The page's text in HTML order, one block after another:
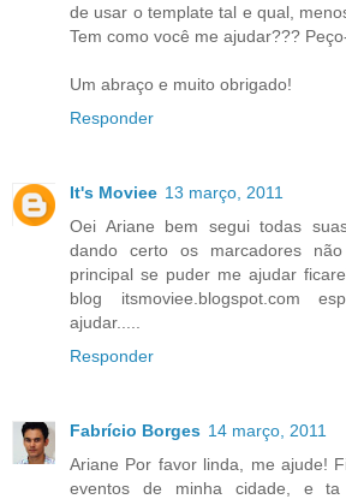
de usar o template tal e qual,
Tem como você me ajudar???
Um abraço e muito obrigado!
Responder
It's Moviee 13 março, 2011
Oei Ariane bem segui todas
dando certo os marcadores
principal se puder me ajudar
blog itsmoviee.blogspot.com
ajudar.....
Responder
Fabrício Borges 14 março, 2011
Ariane Por favor linda, me ajude!
eventos de minha cidade, e ta